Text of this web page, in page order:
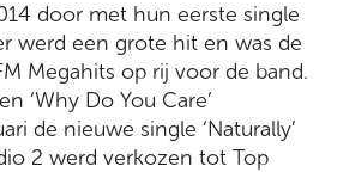
door met hun eerste single
werd een grote hit en was de
Megahits op rij voor de band.
‘Why Do You Care’
de nieuwe single ‘Naturally’
2 werd verkozen tot Top